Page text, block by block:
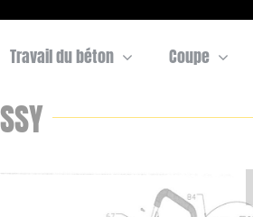
Travail du béton Coupe